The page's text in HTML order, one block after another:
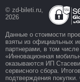
© zd-bileti.ru,
2026
Данные о стоимости
взяты из официальных
партнерами, в том
«Инновационная
оказываются ИП
сервисного сбора.
подтверждения